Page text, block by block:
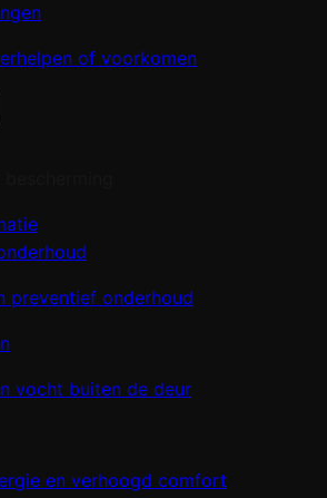
of voorkomen
preventief onderhoud
vocht buiten de deur
en verhoogd comfort